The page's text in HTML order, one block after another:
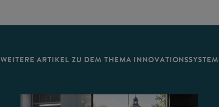
WEITERE ARTIKEL ZU DEM THEMA INNOVATIONSSYSTEM